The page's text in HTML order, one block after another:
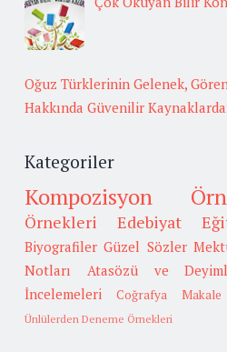
Oğuz Türklerinin Gelenek,
Hakkında Güvenilir
Kategoriler
Kompozisyon
Örnekleri
Edebiyat
Biyografiler Güzel Sözler
Notları
Atasözü ve
İncelemeleri
Coğrafya
Ünlülerden Deneme Örnekleri